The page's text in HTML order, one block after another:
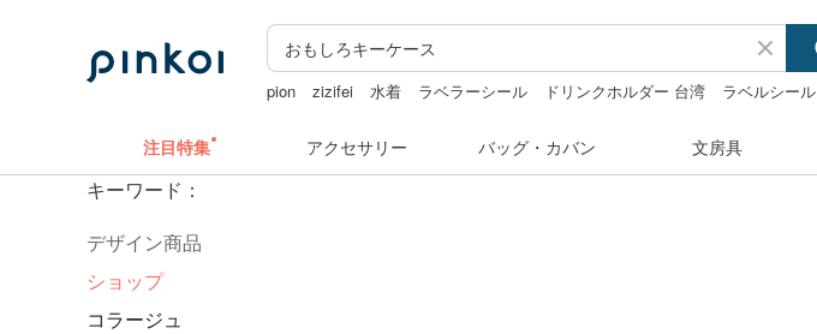
pion zizifei 水着 ラベラーシール ドリンクホルダー 台湾
ラベルシール
注目特集 アクセサリー バッグ・カバン 文房具
キーワード：
デザイン商品
ショップ
コラージュ